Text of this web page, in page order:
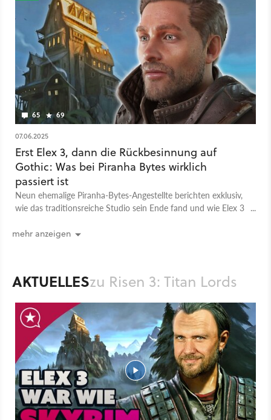
65 69
07.06.2025
Erst Elex 3, dann die Rückbesinnung auf
Gothic: Was bei Piranha Bytes wirklich
passiert ist
Neun ehemalige Piranha-Bytes-Angestellte berichten exklusiv,
wie das traditionsreiche Studio sein Ende fand und wie Elex 3
mehr anzeigen
AKTUELLESzu Risen 3: Titan Lords